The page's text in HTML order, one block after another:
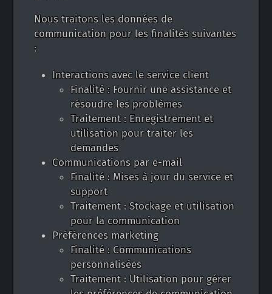
Nous traitons les données de
communication pour les finalités suivantes
:
Interactions avec le service client
Finalité : Fournir une assistance et
résoudre les problèmes
Traitement : Enregistrement et
utilisation pour traiter les
demandes
Communications par e-mail
Finalité : Mises à jour du service et
support
Traitement : Stockage et utilisation
pour la communication
Préférences marketing
Finalité : Communications
personnalisées
Traitement : Utilisation pour gérer